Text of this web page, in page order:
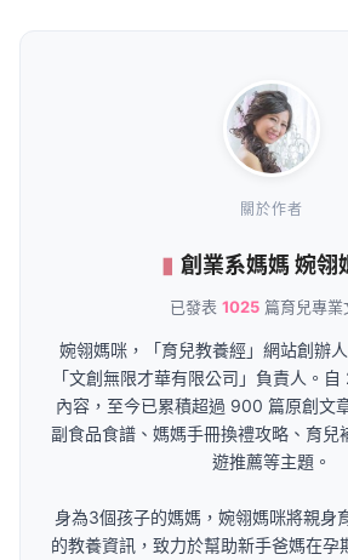
關於作者
創業系媽媽 婉翎
已發表 1025篇育兒專業
婉翎媽咪，「育兒教養經」網站創辦
「文創無限才華有限公司」負責人。
內容，至今已累積超過 900 篇原創文
副食品食譜、媽媽手冊換禮攻略、育兒
遊推薦等主題。
身為3個孩子的媽媽，婉翎媽咪將親身
的教養資訊，致力於幫助新手爸媽在孕